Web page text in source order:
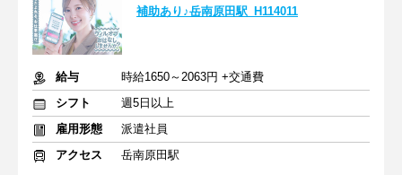
補助あり♪岳南原田駅_H114011
給与
時給1650～2063円 +交通費
シフト
週5日以上
雇用形態
派遣社員
アクセス
岳南原田駅